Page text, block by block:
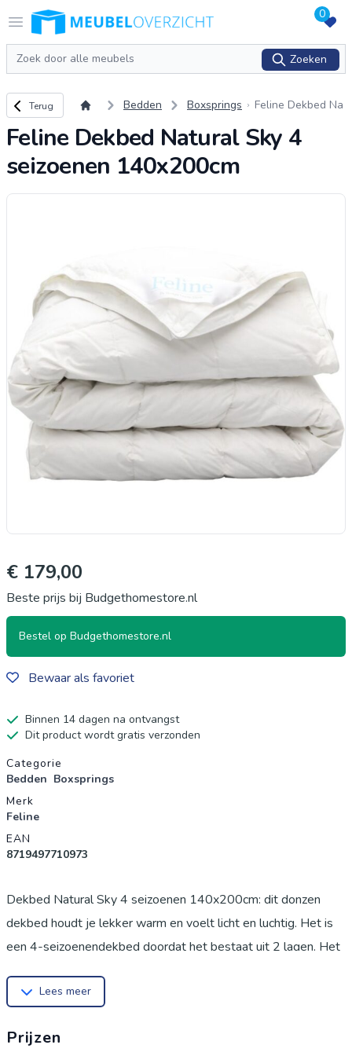
Open menu
Logo Meubeloverzicht.nl 0
Zoeken
Zoeken
Terug naar overzicht
Terug Bedden Boxsprings
Feline Dekbed Na
nen 140x200cm
Feline Dekbed Natural Sky 4
seizoenen 140x200cm
€ 179,00
Beste prijs bij Budgethomestore.nl
Bestel op Budgethomestore.nl
Bewaar als favoriet
Binnen 14 dagen na ontvangst
Dit product wordt gratis verzonden
Productgegevens
Categorie
Bedden Boxsprings
Merk
Feline
EAN
8719497710973
Dekbed Natural Sky 4 seizoenen 140x200cm: dit donzen
dekbed houdt je lekker warm en voelt licht en luchtig. Het is
een 4-seizoenendekbed doordat het bestaat uit 2 lagen. Het
dekbed kun je bijvoorbeeld in de herfst gebruiken. Behoefte
dekbed is gevuld met 90% eendendons en 10%
Lees meer
Prijzen